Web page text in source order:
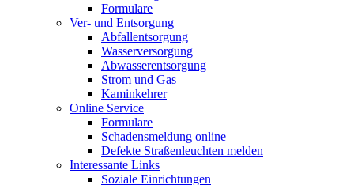
Formulare
Ver- und Entsorgung
Abfallentsorgung
Wasserversorgung
Abwasserentsorgung
Strom und Gas
Kaminkehrer
Online Service
Formulare
Schadensmeldung online
Defekte Straßenleuchten melden
Interessante Links
Soziale Einrichtungen